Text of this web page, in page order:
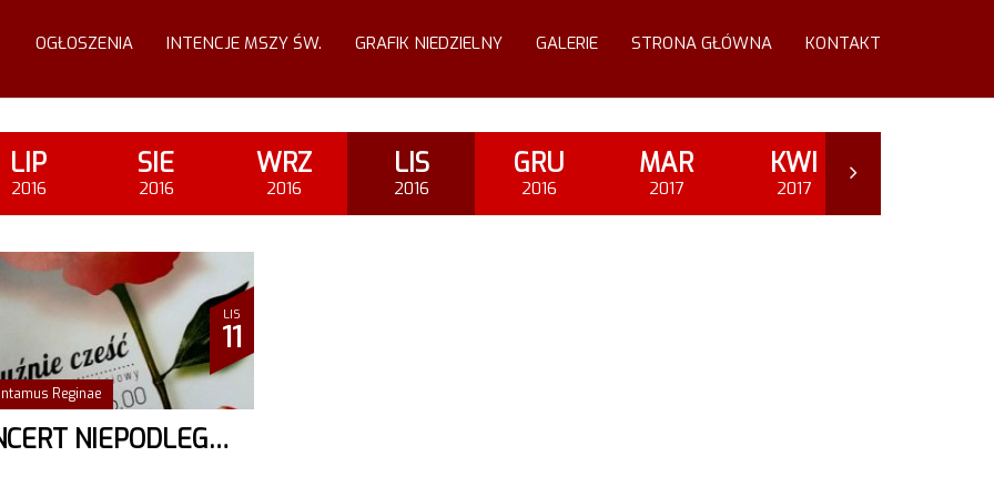
OGŁOSZENIA INTENCJE MSZY ŚW. GRAFIK NIEDZIELNY GALERIE STRONA GŁÓWNA KONTAKT
LIP
2016
SIE
2016
WRZ
2016
LIS
2016
GRU
2016
MAR
2017
KWI
2017
LIS
11
Reginae
KONCERT NIEPODLEGŁOŚCIOWY